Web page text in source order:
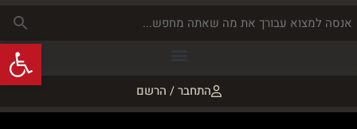
התחבר / הרשם